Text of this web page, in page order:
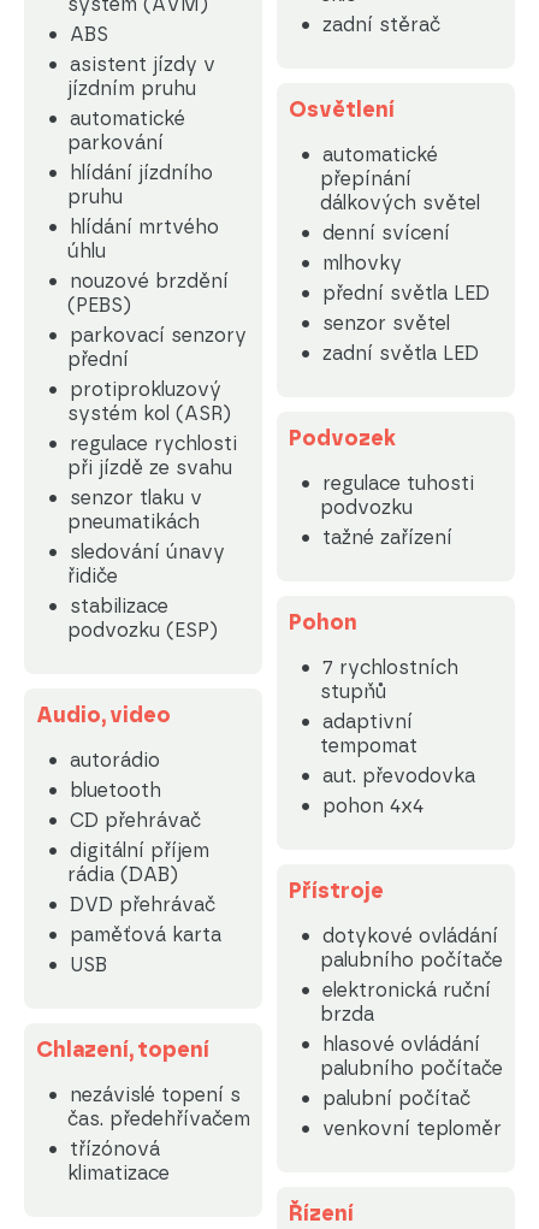
ABS
asistent jízdy v
jízdním pruhu
automatické
parkování
hlídání jízdního
pruhu
hlídání mrtvého
úhlu
nouzové brzdění
(PEBS)
parkovací senzory
přední
protiprokluzový
systém kol (ASR)
regulace rychlosti
při jízdě ze svahu
senzor tlaku v
pneumatikách
sledování únavy
řidiče
stabilizace
podvozku (ESP)
Audio, video
autorádio
bluetooth
CD přehrávač
digitální příjem
rádia (DAB)
DVD přehrávač
paměťová karta
USB
Chlazení, topení
nezávislé topení s
čas. předehřívačem
třízónová
klimatizace
zadní stěrač
Osvětlení
automatické
přepínání
dálkových světel
denní svícení
mlhovky
přední světla LED
senzor světel
zadní světla LED
Podvozek
regulace tuhosti
podvozku
tažné zařízení
Pohon
7 rychlostních
stupňů
adaptivní
tempomat
aut. převodovka
pohon 4x4
Přístroje
dotykové ovládání
palubního počítače
elektronická ruční
brzda
hlasové ovládání
palubního počítače
palubní počítač
venkovní teploměr
Řízení